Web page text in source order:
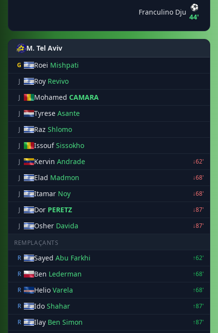
Franculino Dju
⚽
44'
M. Tel Aviv
G Roei Mishpati
J Roy Revivo
J Mohamed CAMARA
J Tyrese Asante
J Raz Shlomo
J IssoufSissokho
J Kervin Andrade
↓62'
J
Elad Madmon
↓68'
J
Itamar Noy
↓68'
J
Dor PERETZ
↓87'
J
Osher Davida ↓87'
REMPLAÇANTS
R
Sayed Abu Farkhi
↑62'
R
Ben Lederman
↑68'
R
Helio Varela
↑68'
R
Ido Shahar
↑87'
R
Ilay Ben Simon
↑87'